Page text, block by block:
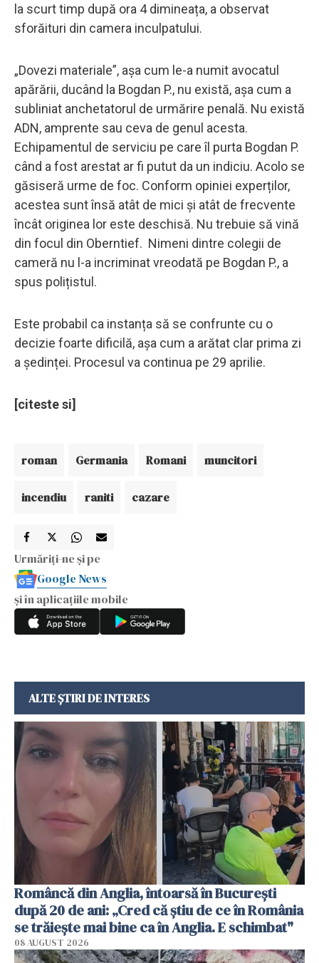
la scurt timp după ora 4 dimineața, a observat
sforăituri din camera inculpatului.
„Dovezi materiale”, așa cum le-a numit avocatul
apărării, ducând la Bogdan P., nu există, așa cum a
subliniat anchetatorul de urmărire penală. Nu există
ADN, amprente sau ceva de genul acesta.
Echipamentul de serviciu pe care îl purta Bogdan P.
când a fost arestat ar fi putut da un indiciu. Acolo se
găsiseră urme de foc. Conform opiniei experților,
acestea sunt însă atât de mici și atât de frecvente
încât originea lor este deschisă. Nu trebuie să vină
din focul din Oberntief. Nimeni dintre colegii de
cameră nu l-a incriminat vreodată pe Bogdan P., a
spus polițistul.
Este probabil ca instanța să se confrunte cu o
decizie foarte dificilă, așa cum a arătat clar prima zi
a ședinței. Procesul va continua pe 29 aprilie.
[citeste si]
roman Germania Romani muncitori
incendiu raniti cazare
Urmăriți-ne și pe
Google News
și în aplicațiile mobile
ALTE ȘTIRI DE INTERES
Româncă din Anglia, întoarsă în București
după 20 de ani: „Cred că știu de ce în România
se trăiește mai bine ca în Anglia. E schimbat"
08 AUGUST 2026